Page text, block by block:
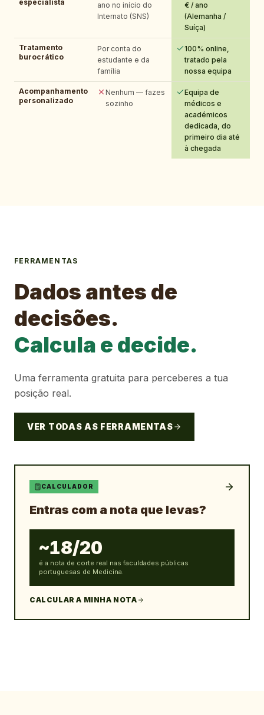
especialista
ano no início do
Internato (SNS)
€ / ano
(Alemanha /
Suíça)
Tratamento
burocrático
Por conta do
estudante e da
família
100% online,
tratado pela
nossa equipa
Acompanhamento
personalizado
Nenhum — fazes
sozinho
Equipa de
médicos e
académicos
dedicada, do
primeiro dia até
à chegada
FERRAMENTAS
Dados antes de
decisões.
Calcula e decide.
Uma ferramenta gratuita para perceberes a tua
posição real.
VER TODAS AS FERRAMENTAS
CALCULADOR
Entras com a nota que levas?
~18/20
é a nota de corte real nas faculdades públicas
portuguesas de Medicina.
CALCULAR A MINHA NOTA